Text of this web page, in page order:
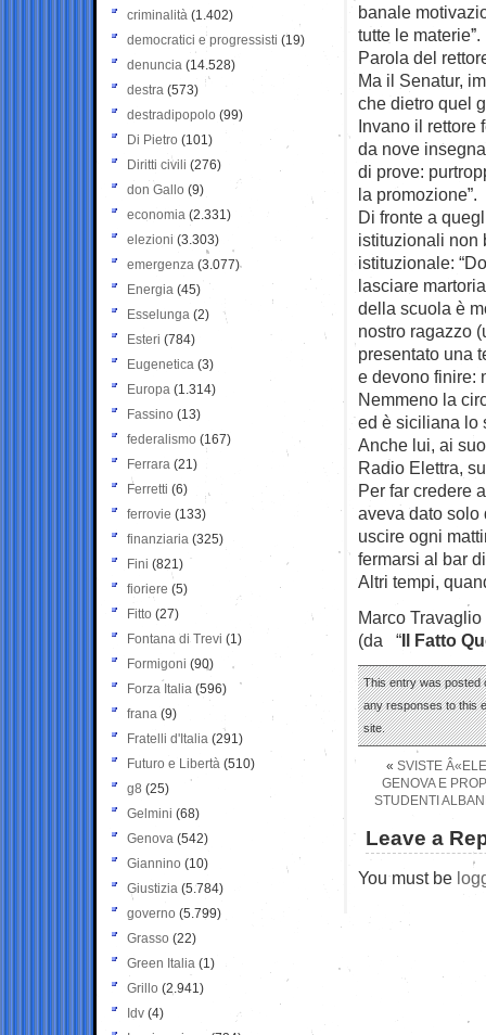
banale
tutte le materie”.
Parola del
Ma il Senatur,
che dietro quel
Invano il rettore
da nove
di prove:
la promozione”.
Di fronte a
istituzionali non
istituzionale:
lasciare
della scuola è
nostro ragazzo
presentato una
e devono finire:
Nemmeno la
ed è siciliana lo
Anche lui, ai
Radio Elettra,
Per far credere
aveva dato solo
uscire ogni
fermarsi al bar
Altri tempi,
Marco Travaglio
(da “Il Fatto
This entry was posted
any responses to this
site.
« SVISTE
GENOVA E
STUDENTI
Leave a
You must be
criminalità (1.402)
democratici e progressisti (19)
denuncia (14.528)
destra (573)
destradipopolo (99)
Di Pietro (101)
Diritti civili (276)
don Gallo (9)
economia (2.331)
elezioni (3.303)
emergenza (3.077)
Energia (45)
Esselunga (2)
Esteri (784)
Eugenetica (3)
Europa (1.314)
Fassino (13)
federalismo (167)
Ferrara (21)
Ferretti (6)
ferrovie (133)
finanziaria (325)
Fini (821)
fioriere (5)
Fitto (27)
Fontana di Trevi (1)
Formigoni (90)
Forza Italia (596)
frana (9)
Fratelli d'Italia (291)
Futuro e Libertà (510)
g8 (25)
Gelmini (68)
Genova (542)
Giannino (10)
Giustizia (5.784)
governo (5.799)
Grasso (22)
Green Italia (1)
Grillo (2.941)
Idv (4)